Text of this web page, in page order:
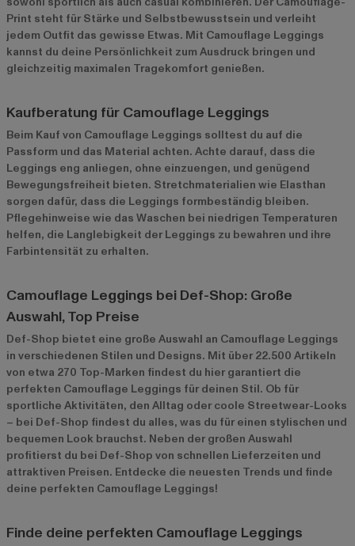
Print steht für Stärke und Selbstbewusstsein und verleiht
jedem Outfit das gewisse Etwas. Mit Camouflage Leggings
kannst du deine Persönlichkeit zum Ausdruck bringen und
gleichzeitig maximalen Tragekomfort genießen.
Kaufberatung für Camouflage Leggings
Beim Kauf von Camouflage Leggings solltest du auf die
Passform und das Material achten. Achte darauf, dass die
Leggings eng anliegen, ohne einzuengen, und genügend
Bewegungsfreiheit bieten. Stretchmaterialien wie Elasthan
sorgen dafür, dass die Leggings formbeständig bleiben.
Pflegehinweise wie das Waschen bei niedrigen Temperaturen
helfen, die Langlebigkeit der Leggings zu bewahren und ihre
Farbintensität zu erhalten.
Camouflage Leggings bei Def-Shop: Große
Auswahl, Top Preise
Def-Shop bietet eine große Auswahl an Camouflage Leggings
in verschiedenen Stilen und Designs. Mit über 22.500 Artikeln
von etwa 270 Top-Marken findest du hier garantiert die
perfekten Camouflage Leggings für deinen Stil. Ob für
sportliche Aktivitäten, den Alltag oder coole Streetwear-Looks
– bei Def-Shop findest du alles, was du für einen stylischen und
bequemen Look brauchst. Neben der großen Auswahl
profitierst du bei Def-Shop von schnellen Lieferzeiten und
attraktiven Preisen. Entdecke die neuesten Trends und finde
deine perfekten Camouflage Leggings!
Finde deine perfekten Camouflage Leggings